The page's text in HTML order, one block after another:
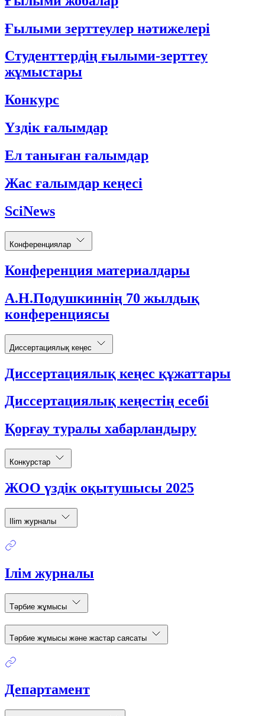
Ғылыми зерттеулер нәтижелері
Студенттердің ғылыми-зерттеу
жұмыстары
Конкурс
Үздік ғалымдар
Ел таныған ғалымдар
Жас ғалымдар кеңесі
SciNews
Конференциялар
Конференция материалдары
А.Н.Подушкиннің 70 жылдық
конференциясы
Диссертациялық кеңес
Диссертациялық кеңес құжаттары
Диссертациялық кеңестің есебі
Қорғау туралы хабарландыру
Конкурстар
ЖОО үздік оқытушысы 2025
Ilim журналы
Ілім журналы
Тәрбие жұмысы
Тәрбие жұмысы және жастар саясаты
Департамент